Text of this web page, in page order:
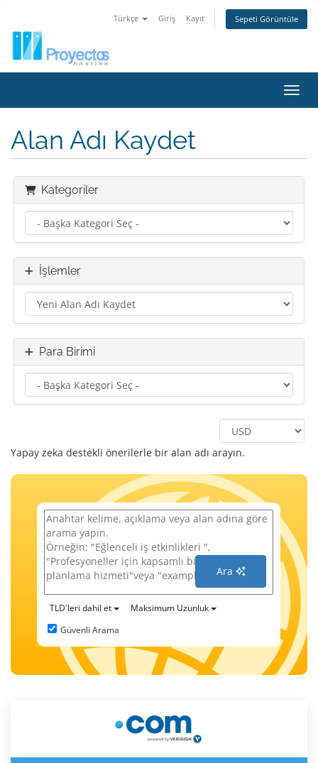
Türkçe Giriş Kayıt Sepeti Görüntüle
Alan Adı Kaydet
Kategoriler
İşlemler
Para Birimi
Yapay zeka destekli önerilerle bir alan adı arayın.
Ara
TLD'leri dahil et
Maksimum Uzunluk
Güvenli Arama